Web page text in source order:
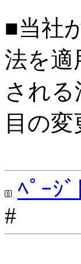
■当社
法を適
され
目の変
ﾍﾟｰｼ
#